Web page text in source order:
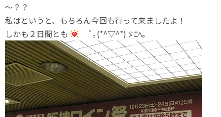
～？？
私はというと、もちろん今回も行って来ましたよ！
しかも２日間とも
ﾟ｡(*^▽^*)ゞｴﾍ｡